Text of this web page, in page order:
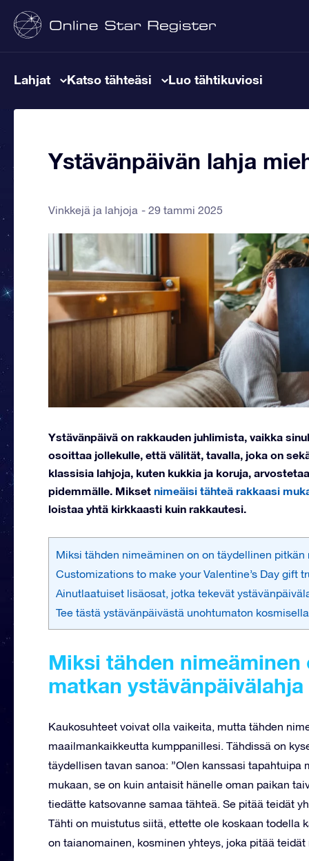
Lahjat Katso tähteäsi Luo tähtikuviosi
Ystävänpäivän lahja
Vinkkejä ja lahjoja 29 tammi 2025
Ystävänpäivä on rakkauden juhlimista, vaikka
osoittaa jollekulle, että välität, tavalla, joka on
klassisia lahjoja, kuten kukkia ja koruja,
pidemmälle. Mikset nimeäisi tähteä rakkaasi
loistaa yhtä kirkkaasti kuin rakkautesi.
Miksi tähden nimeäminen on on täydellinen
Customizations to make your Valentine’s Day gift
Ainutlaatuiset lisäosat, jotka tekevät
Tee tästä ystävänpäivästä unohtumaton
Miksi tähden
matkan ystävänpäivälahja
Kaukosuhteet voivat olla vaikeita, mutta tähden
maailmankaikkeutta kumppanillesi. Tähdissä on
täydellisen tavan sanoa: ”Olen kanssasi
mukaan, se on kuin antaisit hänelle oman paikan
tiedätte katsovanne samaa tähteä. Se pitää teidät
Tähti on muistutus siitä, ettette ole koskaan todella
on taianomainen, kosminen yhteys, joka pitää